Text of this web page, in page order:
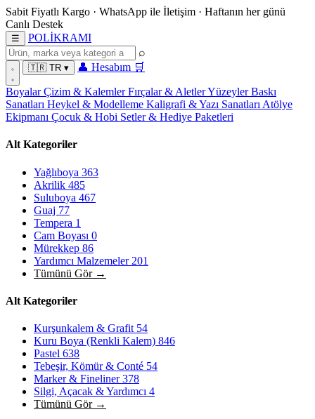
Sabit Fiyatlı Kargo · WhatsApp ile İletişim · Haftanın her günü
Canlı Destek
☰ POLİKRAMI
⌕
🇹🇷 TR ▾ 👤 Hesabım 🛒
BoyalarÇizim & KalemlerFırçalar & AletlerYüzeylerBaskı
Sanatları Heykel & Modelleme Kaligrafi & Yazı Sanatları Atölye
Ekipmanı Çocuk & Hobi Setler & Hediye Paketleri
Alt Kategoriler
Yağlıboya 363
Akrilik 485
Suluboya 467
Guaj 77
Tempera 1
Cam Boyası 0
Mürekkep 86
Yardımcı Malzemeler 201
Tümünü Gör →
Alt Kategoriler
Kurşunkalem & Grafit 54
Kuru Boya (Renkli Kalem) 846
Pastel 638
Tebeşir, Kömür & Conté 54
Marker & Fineliner378
Silgi, Açacak & Yardımcı 4
Tümünü Gör →